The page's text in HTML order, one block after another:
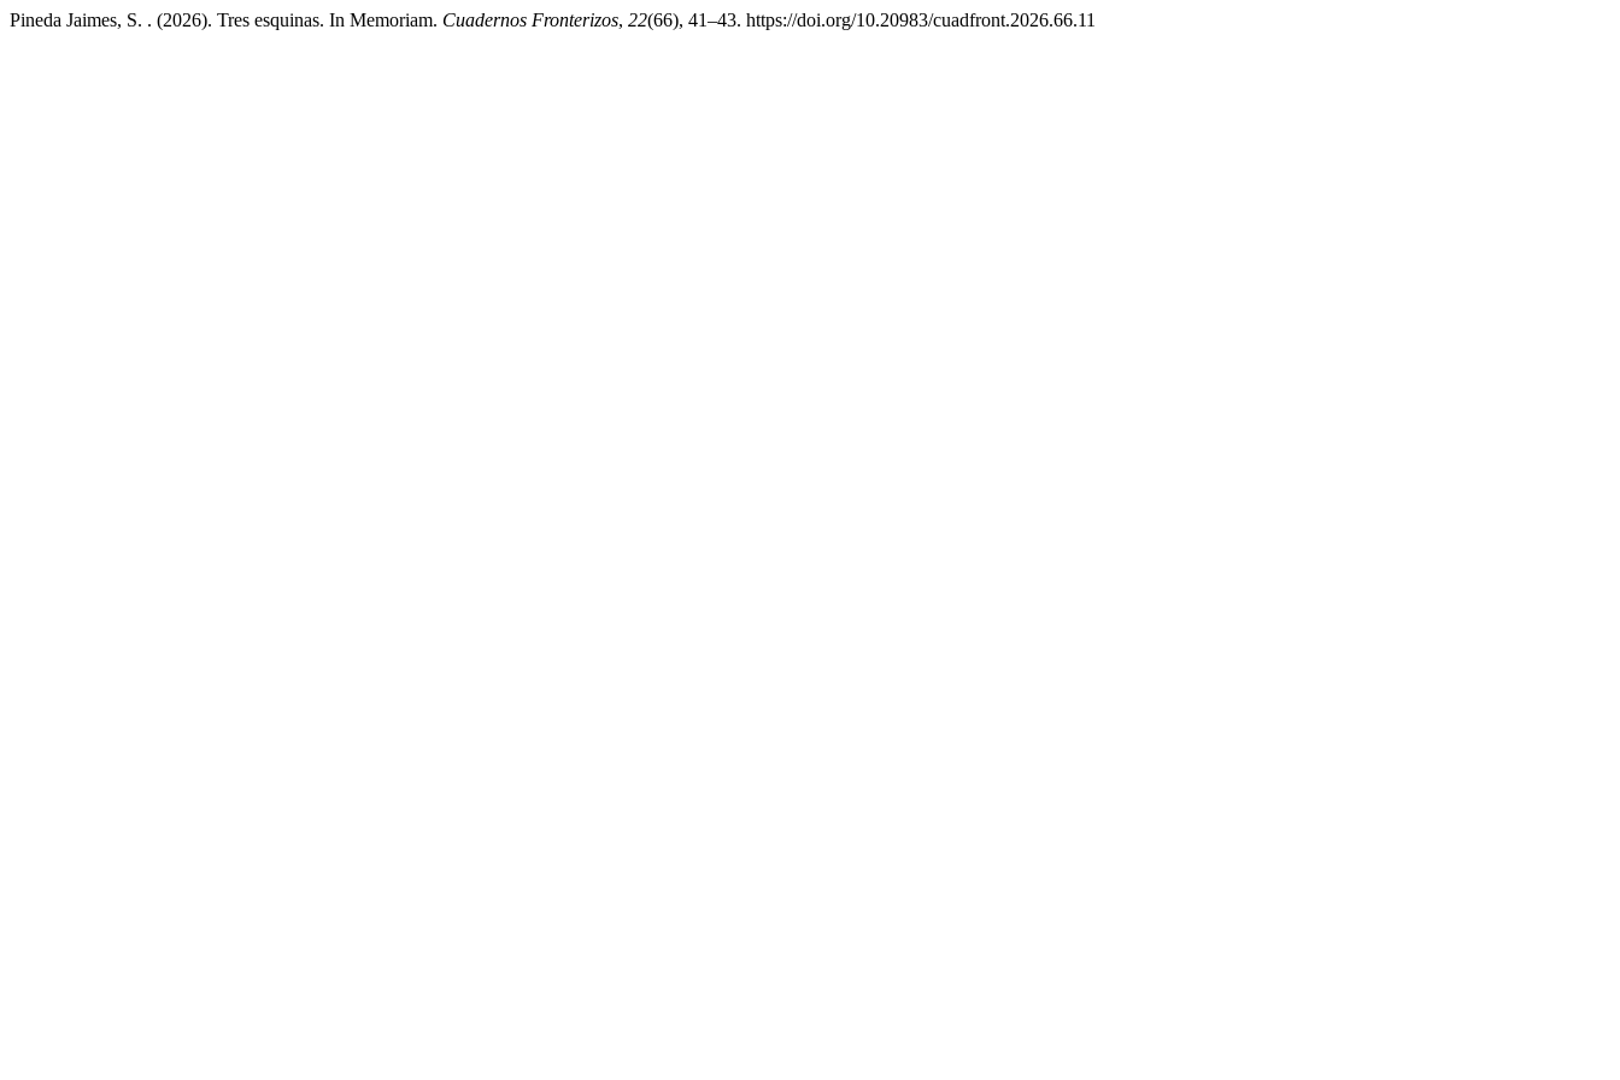
Pineda Jaimes, S. . (2026). Tres esquinas. In Memoriam. Cuadernos Fronterizos, 22(66), 41–43. https://doi.org/10.20983/cuadfront.2026.66.11